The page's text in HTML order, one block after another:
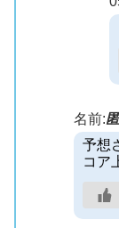
名前:
予想
コア